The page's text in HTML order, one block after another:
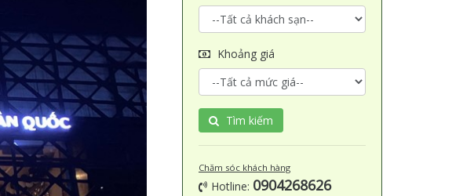
Khoảng giá
Tìm kiếm
Chăm sóc khách hàng
Hotline: 0904268626